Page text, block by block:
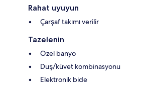
Rahat uyuyun
Çarşaf takımı verilir
Tazelenin
Özel banyo
Duş/küvet kombinasyonu
Elektronik bide